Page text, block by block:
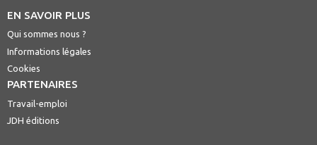
EN SAVOIR PLUS
Qui sommes nous ?
Informations légales
Cookies
PARTENAIRES
Travail-emploi
JDH éditions